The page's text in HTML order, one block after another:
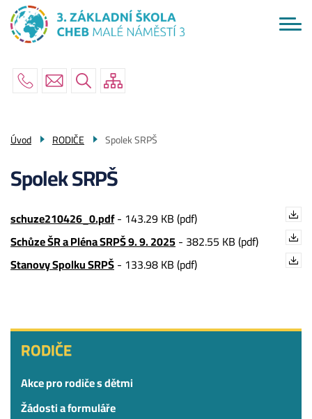
Přejít
hlavnímu
Menu
navigace
ŠKOLA
AKTUÁLNĚ
RODIČE
PO ŠKOLE
RODIČE
RODIČE
Akce pro rodiče s dětmi
Žádosti a formuláře
Úvod RODIČE Spolek SRPŠ
Spolek SRPŠ
schuze210426_0.pdf- 143.29 KB (pdf)
Schůze ŠR a Pléna SRPŠ 9. 9. 2025- 382.55 KB (pdf)
Stanovy Spolku SRPŠ- 133.98 KB (pdf)